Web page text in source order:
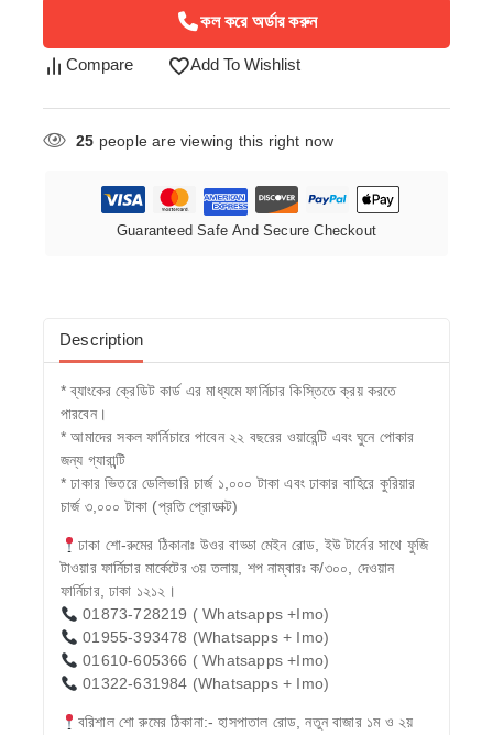
কল করে অর্ডার করুন
Compare Add To Wishlist
25 people are viewing this right now
Guaranteed Safe And Secure Checkout
Description
* ব্যাংকের ক্রেডিট কার্ড এর মাধ্যমে ফার্নিচার কিস্তিতে ক্রয় করতে
পারবেন।
* আমাদের সকল ফার্নিচারে পাবেন ২২ বছরের ওয়ারেন্টি এবং ঘুনে পোকার
জন্য গ্যারান্টি
* ঢাকার ভিতরে ডেলিভারি চার্জ ১,০০০ টাকা এবং ঢাকার বাহিরে কুরিয়ার
চার্জ ৩,০০০ টাকা (প্রতি প্রোডাক্ট)
ঢাকা শো-রুমের ঠিকানাঃ উওর বাড্ডা মেইন রোড, ইউ টার্নের সাথে ফুজি
টাওয়ার ফার্নিচার মার্কেটের ৩য় তলায়, শপ নাম্বারঃ ক/৩০০, দেওয়ান
ফার্নিচার, ঢাকা ১২১২।
01873-728219 ( Whatsapps +Imo)
01955-393478 (Whatsapps + Imo)
01610-605366 ( Whatsapps +Imo)
01322-631984 (Whatsapps + Imo)
বরিশাল শো রুমের ঠিকানা:- হাসপাতাল রোড, নতুন বাজার ১ম ও ২য়